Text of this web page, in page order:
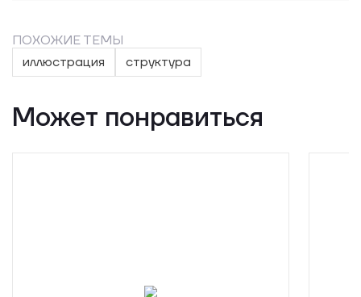
ПОХОЖИЕ ТЕМЫ
иллюстрация
структура
Может понравиться